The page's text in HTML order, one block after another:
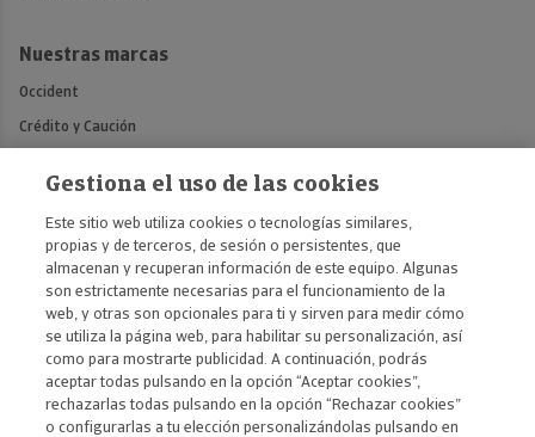
Nuestras marcas
Occident
Crédito y Caución
Contáctanos
Contacto prensa y medios
Gestiona el uso de las cookies
Este sitio web utiliza cookies o tecnologías similares,
propias y de terceros, de sesión o persistentes, que
almacenan y recuperan información de este equipo. Algunas
son estrictamente necesarias para el funcionamiento de la
web, y otras son opcionales para ti y sirven para medir cómo
se utiliza la página web, para habilitar su personalización, así
como para mostrarte publicidad. A continuación, podrás
aceptar todas pulsando en la opción “Aceptar cookies”,
rechazarlas todas pulsando en la opción “Rechazar cookies”
o configurarlas a tu elección personalizándolas pulsando en